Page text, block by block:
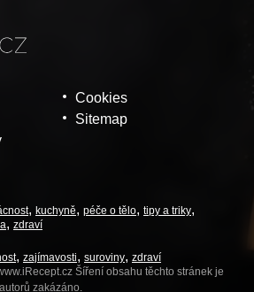
Cookies
Sitemap
kuchyně péče o tělo tipy a triky
zdraví
zajímavosti suroviny zdraví
Šíření obsahu těchto stránek je
zakázáno.